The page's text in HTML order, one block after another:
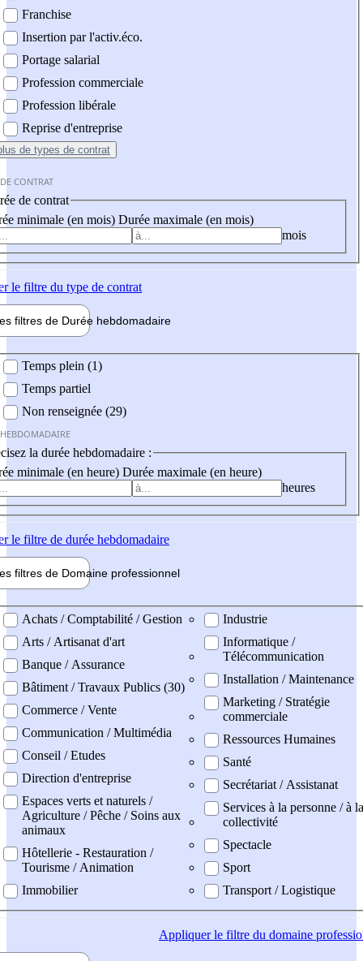
Franchise
Insertion par l'activ.éco.
Portage salarial
Profession commerciale
Profession libérale
Reprise d'entreprise
de types de contrat
CONTRAT
de contrat
minimale (en mois) Durée maximale (en mois)
mois
le filtre du type de contrat
filtres de Durée hebdomadaire
Temps plein (1)
Temps partiel
Non renseignée (29)
la durée hebdomadaire :
minimale (en heure) Durée maximale (en heure)
heures
le filtre de durée hebdomadaire
filtres de Domaine professionnel
professionel
Achats / Comptabilité / Gestion
Arts / Artisanat d'art
Banque / Assurance
Bâtiment / Travaux Publics (30)
Commerce / Vente
Communication / Multimédia
Conseil / Etudes
Direction d'entreprise
Espaces verts et naturels /
Agriculture / Pêche / Soins aux
animaux
Hôtellerie - Restauration /
Tourisme / Animation
Immobilier
Industrie
Informatique /
Télécommunication
Installation / Maintenance
Marketing / Stratégie
commerciale
Ressources Humaines
Santé
Secrétariat / Assistanat
Services à la personne / à la
collectivité
Spectacle
Sport
Transport / Logistique
Appliquerle filtre du domaine